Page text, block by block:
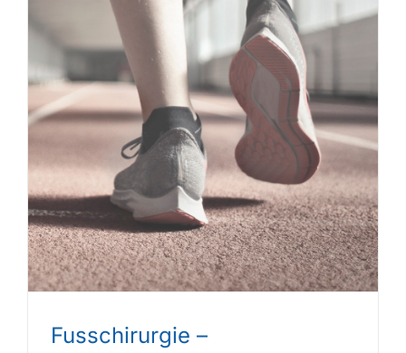
Fusschirurgie –